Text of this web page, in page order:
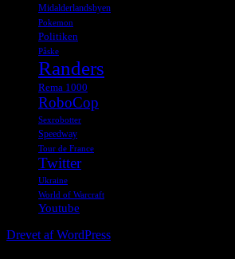
Midalderlandsbyen
Pokemon
Politiken
Påske
Randers
Rema 1000
RoboCop
Sexrobotter
Speedway
Tour de France
Twitter
Ukraine
World of Warcraft
Youtube
Drevet af WordPress